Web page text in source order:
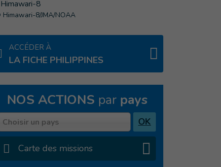
8/JMA/NOAA
ACCÉDER À
LA FICHE PHILIPPINES
NOS ACTIONS par pays
Choisir un pays OK
Carte des missions